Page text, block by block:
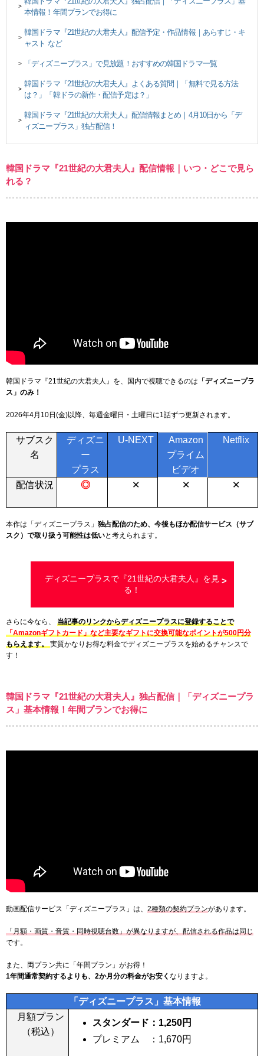
>
本情報！年間プランでお得に
>
韓国ドラマ『21世紀の大君夫人』配信予定・作品情報｜あらすじ・キ
ャスト など
> 「ディズニープラス」で見放題！おすすめの韓国ドラマ一覧
>
韓国ドラマ『21世紀の大君夫人』よくある質問｜「無料で見る方法
は？」「韓ドラの新作・配信予定は？」
>
韓国ドラマ『21世紀の大君夫人』配信情報まとめ｜4月10日から「デ
ィズニープラス」独占配信！
韓国ドラマ『21世紀の大君夫人』配信情報｜いつ・どこで見ら
れる？
韓国ドラマ『21世紀の大君夫人』を、国内で視聴できるのは 「ディズニープラ
ス」のみ！
2026年4月10日(金)以降、毎週金曜日・土曜日に1話ずつ更新されます。
サブスク
名
ディズニ
ー
プラス
U-NEXT
Amazon
プライム
ビデオ
Netflix
配信状況 ◎ ✕ ✕ ✕
本作は「ディズニープラス」 独占配信のため、今後もほか配信サービス（サブ
スク）で取り扱う可能性は低いと考えられます。
ディズニープラスで『21世紀の大君夫人』を見
る！
さらに今なら、 当記事のリンクからディズニープラスに登録することで
「Amazonギフトカード」など主要なギフトに交換可能なポイントが500円分
もらえます。 実質かなりお得な料金でディズニープラスを始めるチャンスで
す！
韓国ドラマ『21世紀の大君夫人』独占配信｜「ディズニープラ
ス」基本情報！年間プランでお得に
動画配信サービス「ディズニープラス」は、 2種類の契約プランがあります。
「月額・画質・音質・同時視聴台数」が異なりますが、配信される作品は同じ
です。
また、両プラン共に「年間プラン」がお得！
1年間通常契約するよりも、2か月分の料金がお安く なりますよ。
「ディズニープラス」基本情報
月額プラン
（税込）
スタンダード： 1,250円
プレミアム ： 1,670円